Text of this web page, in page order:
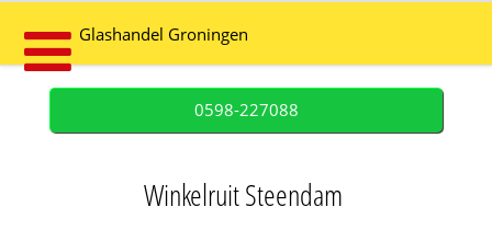
Glashandel Groningen
0598-227088
Winkelruit Steendam